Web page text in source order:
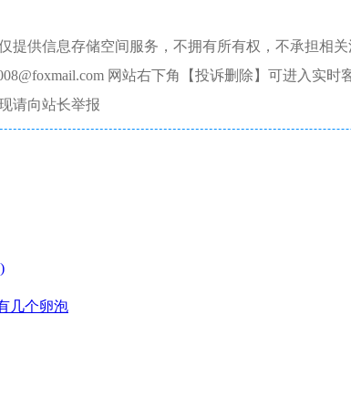
提供信息存储空间服务，不拥有所有权，不承担相
网站右下角【投诉删除】可进入实时
请向站长举报
几个卵泡